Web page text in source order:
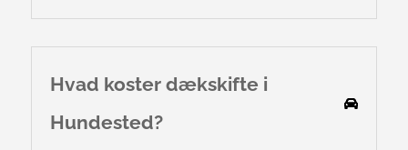
Hvad koster dækskifte i
Hundested?